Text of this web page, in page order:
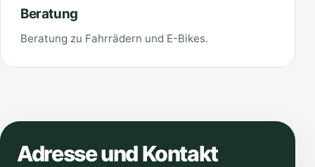
Beratung
Beratung zu Fahrrädern und E-Bikes.
Adresse und Kontakt